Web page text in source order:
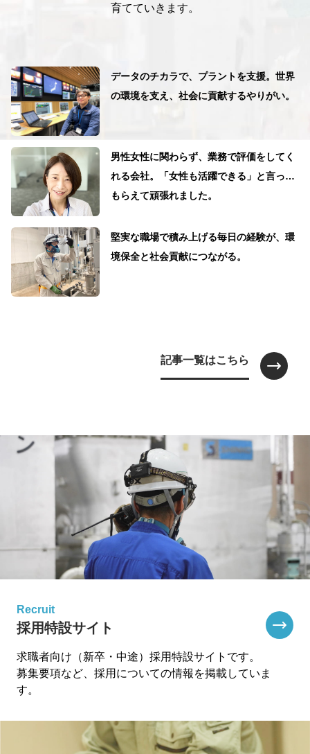
育てていきます。
データのチカラで、プラントを支援。世界
の環境を支え、社会に貢献するやりがい。
男性女性に関わらず、業務で評価をしてく
れる会社。「女性も活躍できる」と言って
もらえて頑張れました。
堅実な職場で積み上げる毎日の経験が、環
境保全と社会貢献につながる。
記事一覧はこちら
Recruit
採用特設サイト
求職者向け（新卒・中途）採用特設サイトです。
募集要項など、採用についての情報を掲載していま
す。